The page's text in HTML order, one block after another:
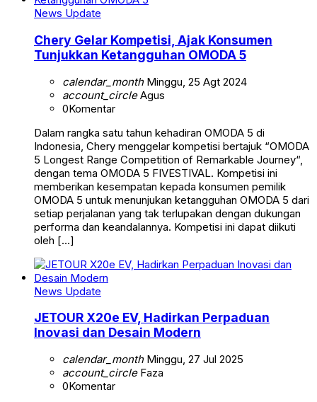
News Update
Chery Gelar Kompetisi, Ajak Konsumen
Tunjukkan Ketangguhan OMODA 5
calendar_monthMinggu, 25 Agt 2024
account_circleAgus
0Komentar
Dalam rangka satu tahun kehadiran OMODA 5 di
Indonesia, Chery menggelar kompetisi bertajuk “OMODA
5 Longest Range Competition of Remarkable Journey“,
dengan tema OMODA 5 FIVESTIVAL. Kompetisi ini
memberikan kesempatan kepada konsumen pemilik
OMODA 5 untuk menunjukan ketangguhan OMODA 5 dari
setiap perjalanan yang tak terlupakan dengan dukungan
performa dan keandalannya. Kompetisi ini dapat diikuti
oleh […]
News Update
JETOUR X20e EV, Hadirkan Perpaduan
Inovasi dan Desain Modern
calendar_monthMinggu, 27 Jul 2025
account_circleFaza
0Komentar